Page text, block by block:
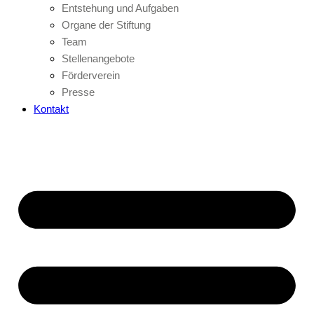
Entstehung und Aufgaben
Organe der Stiftung
Team
Stellenangebote
Förderverein
Presse
Kontakt